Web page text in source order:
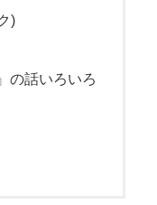
)
の話いろいろ